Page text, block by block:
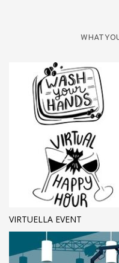
WHAT
VIRTUELLA EVENT